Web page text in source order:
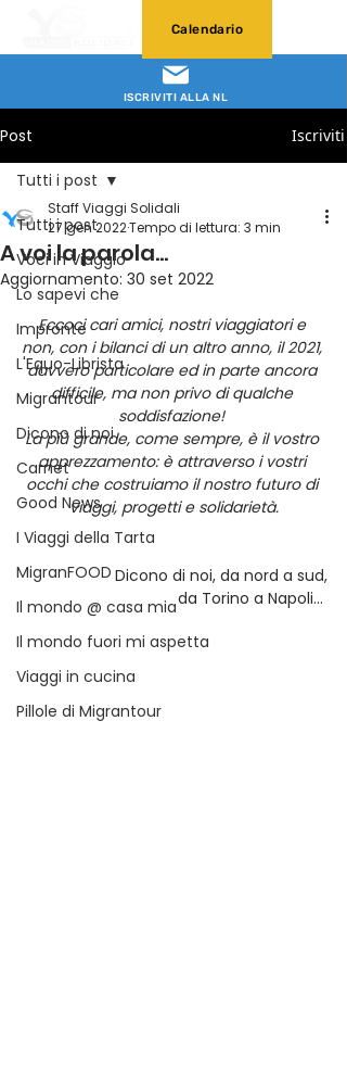
ISCRIVITI ALLA NL
Calendario
Post Iscriviti
Tutti i post
Voci in Viaggio
Lo sapevi che
Impronte
L'Equo-Librista
Migrantour
Dicono di noi
Carnet
Good News
I Viaggi della Tarta
MigranFOOD
Il mondo @ casa mia
Il mondo fuori mi aspetta
Viaggi in cucina
Pillole di Migrantour
Tutti i post
A voi la parola…
Staff Viaggi Solidali
27 gen 2022Tempo di lettura: 3 min
Aggiornamento: 30 set 2022
Eccoci cari amici, nostri viaggiatori e
non, con i bilanci di un altro anno, il 2021,
davvero particolare ed in parte ancora
difficile, ma non privo di qualche
soddisfazione!
La più grande, come sempre, è il vostro
apprezzamento: è attraverso i vostri
occhi che costruiamo il nostro futuro di
viaggi, progetti e solidarietà.
Dicono di noi, da nord a sud,
da Torino a Napoli…